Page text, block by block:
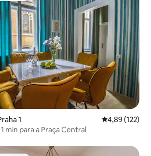
1 4,89 de uma
4,89 (122)
min para a Praça Central